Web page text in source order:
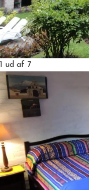
1 ud af 7